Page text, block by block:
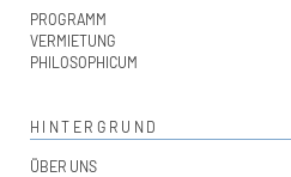
PROGRAMM
VERMIETUNG
PHILOSOPHICUM
HINTERGRUND
ÜBER UNS